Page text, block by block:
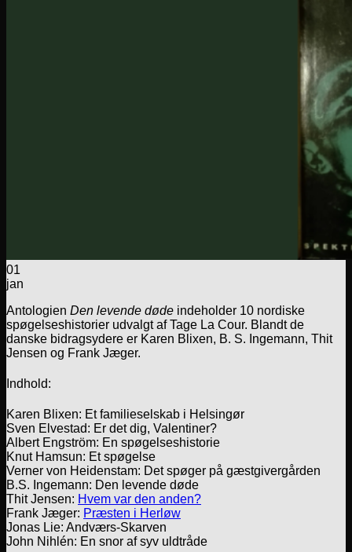
01
jan
Antologien Den levende døde indeholder 10 nordiske
spøgelseshistorier udvalgt af Tage La Cour. Blandt de
danske bidragsydere er Karen Blixen, B. S. Ingemann, Thit
Jensen og Frank Jæger.
Indhold:
Karen Blixen: Et familieselskab i Helsingør
Sven Elvestad: Er det dig, Valentiner?
Albert Engström: En spøgelseshistorie
Knut Hamsun: Et spøgelse
Verner von Heidenstam: Det spøger på gæstgivergården
B.S. Ingemann: Den levende døde
Thit Jensen: Hvem var den anden?
Frank Jæger: Præsten i Herløw
Jonas Lie: Andværs-Skarven
John Nihlén: En snor af syv uldtråde